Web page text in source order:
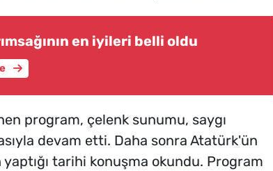
en iyileri belli oldu
program, çelenk sunumu, saygı
devam etti. Daha sonra Atatürk'ün
tarihi konuşma okundu. Program